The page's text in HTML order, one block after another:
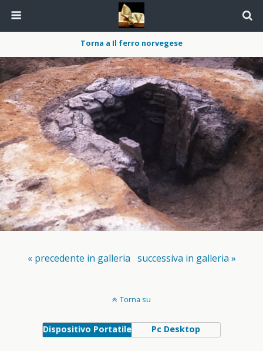
Torna a Il ferro norvegese
« precedente in galleria successiva in galleria »
Torna su
Dispositivo Portatile Pc Desktop